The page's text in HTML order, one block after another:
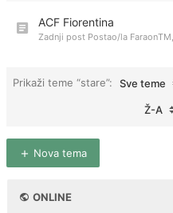
ACF Fiorentina
Zadnji post Postao/la FaraonTM,
Prikaži teme “stare”: Sve teme
Ž-A
Nova tema
ONLINE